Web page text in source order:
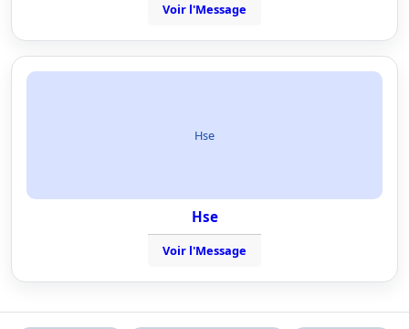
Voir l'Message
Hse
Hse
Voir l'Message